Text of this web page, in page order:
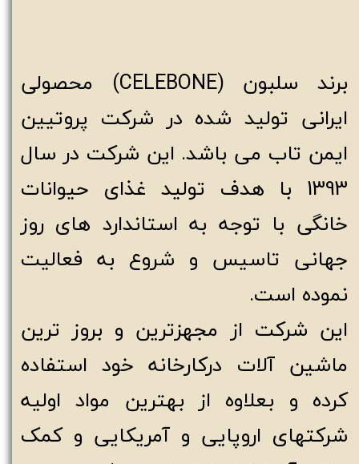
برند سلبون (CELEBONE) محصولی
ایرانی تولید شده در شرکت پروتیین
ایمن تاب می باشد. این شرکت در سال
1393 با هدف تولید غذای حیوانات
خانگی با توجه به استاندارد های روز
جهانی تاسیس و شروع به فعالیت
نموده است.
این شرکت از مجهزترین و بروز ترین
ماشین آلات درکارخانه خود استفاده
کرده و بعلاوه از بهترین مواد اولیه
شرکتهای اروپایی و آمریکایی و کمک